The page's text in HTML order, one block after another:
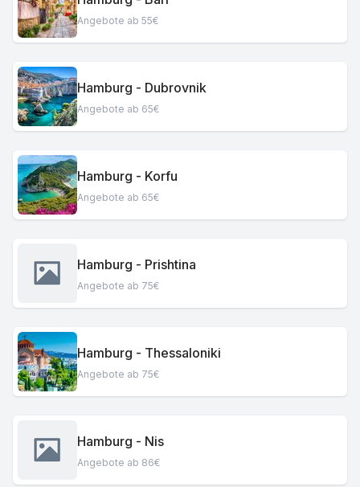
Angebote ab 55€
Hamburg - Dubrovnik
Angebote ab 65€
Hamburg - Korfu
Angebote ab 65€
Hamburg - Prishtina
Angebote ab 75€
Hamburg - Thessaloniki
Angebote ab 75€
Hamburg - Nis
Angebote ab 86€